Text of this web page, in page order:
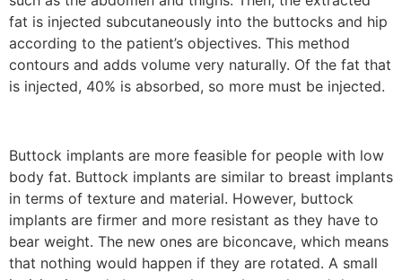
fat is injected subcutaneously into the buttocks and hip
according to the patient’s objectives. This method
contours and adds volume very naturally. Of the fat that
is injected, 40% is absorbed, so more must be injected.
Buttock implants are more feasible for people with low
body fat. Buttock implants are similar to breast implants
in terms of texture and material. However, buttock
implants are firmer and more resistant as they have to
bear weight. The new ones are biconcave, which means
that nothing would happen if they are rotated. A small